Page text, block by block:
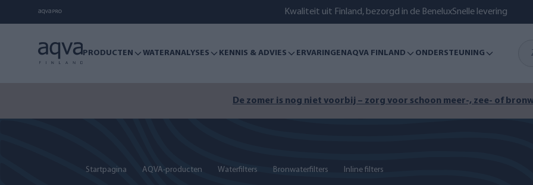
Kwaliteit uit Finland, bezorgd in de BeneluxSnelle levering
PRODUCTEN WATERANALYSES KENNIS & ADVIES ERVARINGENAQVA FINLAND ONDERSTEUNING
De zomer is nog niet voorbij – zorg voor schoon meer-, zee- of
Startpagina AQVA-producten Waterfilters Bronwaterfilters Inline filters